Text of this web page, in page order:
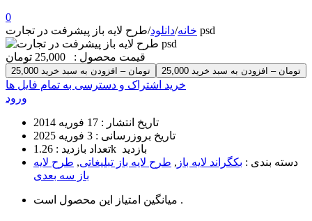
0
خانه/دانلود/ طرح لایه باز پیشرفت در تجارت psd
قیمت محصول : 25,000 تومان
25,000 تومان – افزودن به سبد خرید
خرید اشتراک و دسترسی به تمام فایل ها
ورود
تاریخ انتشار : 17 فوریه 2014
تاریخ بروزرسانی : 3 فوریه 2025
تعداد بازدید :
1.26k بازدید
دسته بندی : بکگراند لایه باز , طرح لایه باز تبلیغاتی, طرح لایه
باز سه بعدی
میانگین امتیاز این محصول است .